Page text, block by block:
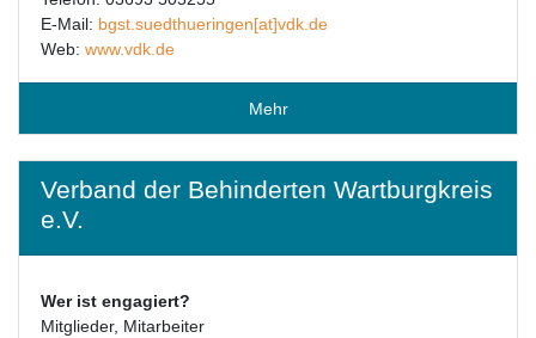
E-Mail: bgst.suedthueringen[at]vdk.de
Web: www.vdk.de
Mehr
Verband der Behinderten Wartburgkreis
e.V.
Wer ist engagiert?
Mitglieder, Mitarbeiter